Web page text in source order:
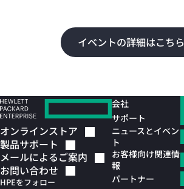
イベントの詳細はこちら
オンラインストア
製品サポート
メールによるご案内
お問い合わせ
HPEをフォロー
会社
サポート
ニュースとイベン
ト
お客様向け関連情
報
パートナー